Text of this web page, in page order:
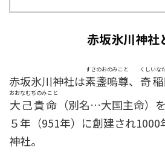
赤坂氷川神社
赤坂氷川神社は素盞嗚尊
すさのおのみこと
、 奇
くしいな
大己貴命
おおなむぢのみこと
（別名…大国主命）
５年（951年）に創建され
神社。